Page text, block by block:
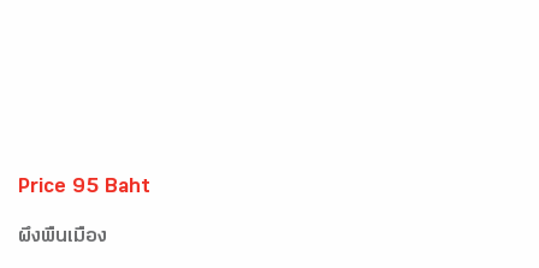
Price 95 Baht
ผึ้งพื้นเมือง